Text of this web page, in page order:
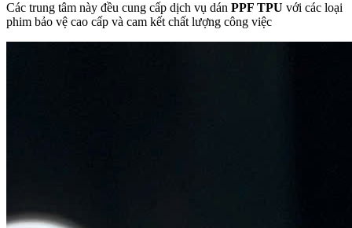
Các trung tâm này đều cung cấp dịch vụ dán PPF TPU với các loại
phim bảo vệ cao cấp và cam kết chất lượng công việc